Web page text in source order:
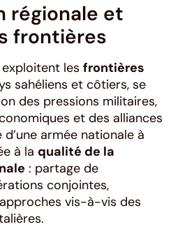
régionale et
frontières
les frontières
sahéliens et côtiers, se
des pressions militaires,
et des alliances
armée nationale à
à la qualité de la
: partage de
conjointes,
vis-à-vis des